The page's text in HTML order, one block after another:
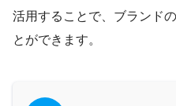
活用することで、ブランド
とができます。